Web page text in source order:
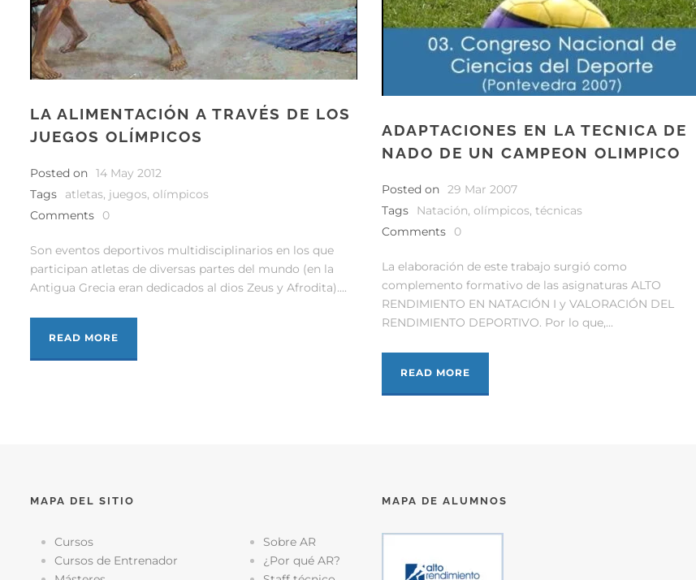
LA ALIMENTACIÓN A TRAVÉS DE LOS
JUEGOS OLÍMPICOS
Posted on 14 May 2012
Tags
atletas, juegos, olímpicos
Comments
0
Son eventos deportivos multidisciplinarios en los que
participan atletas de diversas partes del mundo (en la
Antigua Grecia eran dedicados al dios Zeus y Afrodita)....
READ MORE
ADAPTACIONES EN LA TECNICA DE
NADO DE UN CAMPEON OLIMPICO
Posted on 29 Mar 2007
Tags
Natación, olímpicos, técnicas
Comments
0
La elaboración de este trabajo surgió como
complemento formativo de las asignaturas ALTO
RENDIMIENTO EN NATACIÓN I y VALORACIÓN DEL
RENDIMIENTO DEPORTIVO. Por lo que,...
READ MORE
MAPA DEL SITIO
Cursos
Cursos de Entrenador
Sobre AR
¿Por qué AR?
MAPA DE ALUMNOS